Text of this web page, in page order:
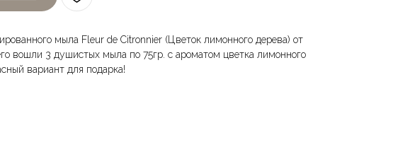
мыла Fleur de Citronnier (Цветок лимонного дерева) от
вошли 3 душистых мыла по 75гр. с ароматом цветка лимонного
вариант для подарка!